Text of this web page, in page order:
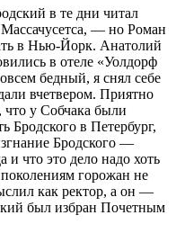
в те дни читал
— но Роман
в Нью-Йорк. Анатолий
в отеле «Уолдорф
бедный, я снял себе
вчетвером. Приятно
что у Собчака были
Бродского в Петербург,
Бродского —
и что это дело надо хоть
горожан не
как ректор, а он —
был избран Почетным